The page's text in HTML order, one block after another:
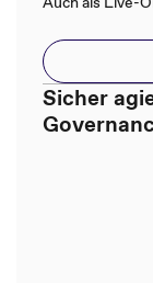
Sicher